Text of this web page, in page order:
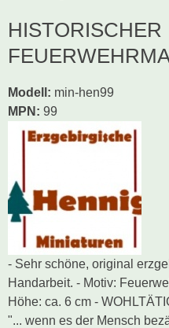
HISTORISCHER
Modell : min-hen99
MPN: 99
- Sehr schöne, original
Handarbeit. - Motiv:
Höhe: ca. 6 cm -
"... wenn es der Mensch